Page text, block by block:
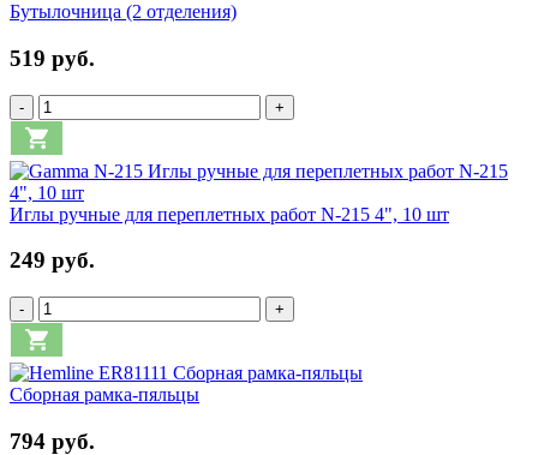
Бутылочница (2 отделения)
519 руб.
- +
Иглы ручные для переплетных работ N-215 4", 10 шт
249 руб.
- +
Сборная рамка-пяльцы
794 руб.